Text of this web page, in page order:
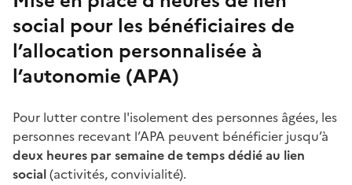
social pour les bénéficiaires de
l’allocation personnalisée à
l’autonomie (APA)
Pour lutter contre l'isolement des personnes âgées, les
personnes recevant l’APA peuvent bénéficier jusqu’à
deux heures par semaine de temps dédié au lien
social(activités, convivialité).